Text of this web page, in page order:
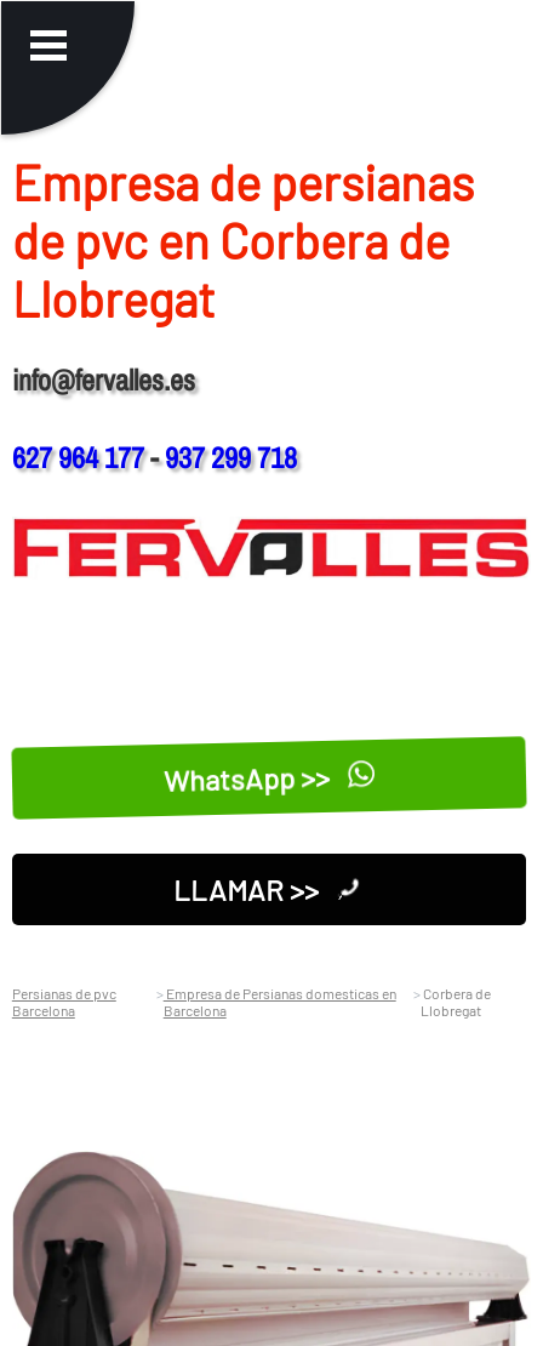
Empresa de persianas
de pvc en Corbera de
Llobregat
info@fervalles.es
627 964 177-937 299 718
WhatsApp >>
LLAMAR >>
Persianas de pvc
Barcelona
Empresa de Persianas domesticas en
Barcelona
Corbera de
Llobregat